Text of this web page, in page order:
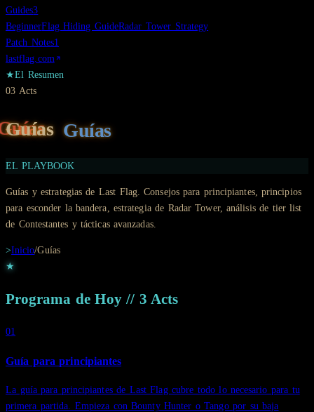
Guides3
BeginnerFlag Hiding GuideRadar Tower Strategy
Patch Notes1
lastflag.com
★El Resumen
03 Acts
Guías
EL PLAYBOOK
Guías y estrategias de Last Flag. Consejos para principiantes, principios
para esconder la bandera, estrategia de Radar Tower, análisis de tier list
de Contestantes y tácticas avanzadas.
>Inicio/Guías
★
Programa de Hoy// 3 Acts
01
Guía para principiantes
La guía para principiantes de Last Flag cubre todo lo necesario para tu
primera partida. Empieza con Bounty Hunter o Tango por su baja